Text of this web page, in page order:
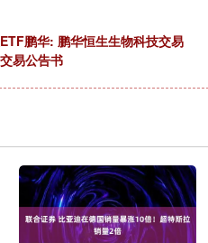
鹏华: 鹏华恒生生物科技交易
易公告书